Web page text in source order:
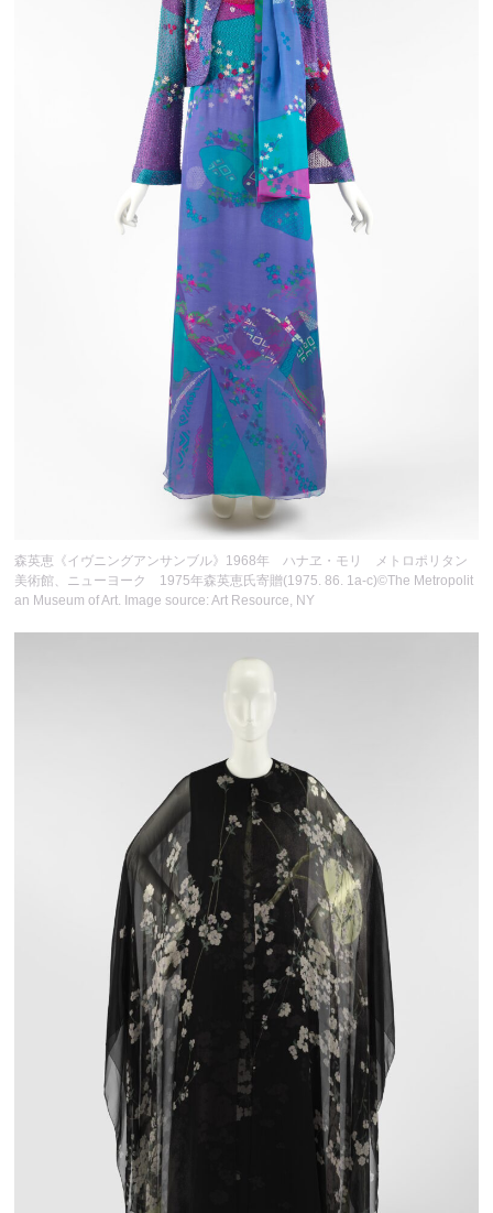
森英恵《イヴニングアンサンブル》1968年 ハナヱ・モリ メトロポリタン
美術館、ニューヨーク 1975年森英恵氏寄贈(1975. 86. 1a-c)©The Metropolit
an Museum of Art. Image source: Art Resource, NY